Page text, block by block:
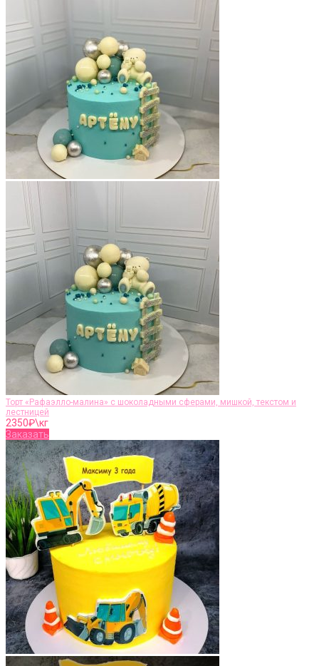
Торт «Рафаэлло-малина» c шоколадными сферами, мишкой, текстом и
лестницей
2350₽\кг
Заказать